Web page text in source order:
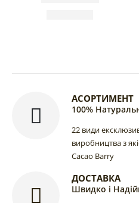
АСОРТИМЕНТ
100%
22 види
виробництва з
Cacao Barry
ДОСТАВКА
Швидко і